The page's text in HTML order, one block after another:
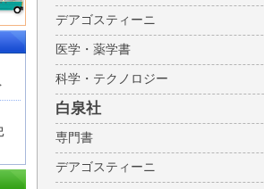
デアゴスティーニ
医学・薬学書
科学・テクノロジー
白泉社
専門書
デアゴスティーニ